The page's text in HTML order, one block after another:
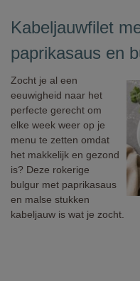
Kabeljauwfilet
paprikasaus en
Zocht je al een
eeuwigheid naar het
perfecte gerecht om
elke week weer op je
menu te zetten omdat
het makkelijk en gezond
is? Deze rokerige
bulgur met paprikasaus
en malse stukken
kabeljauw is wat je zocht.